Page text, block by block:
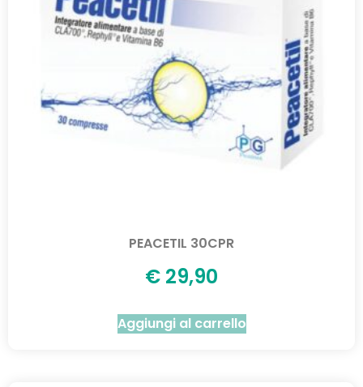
PEACETIL 30CPR
€ 29,90
Aggiungi al carrello